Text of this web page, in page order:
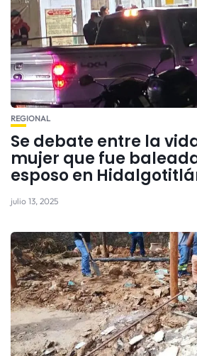
REGIONAL
Se debate entre la
mujer que fue
esposo en
julio 13, 2025